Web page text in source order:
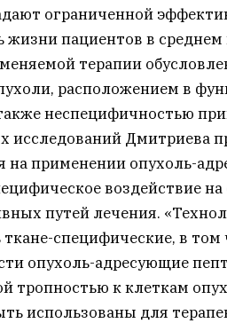
ограниченной
пациентов в среднем
терапии
расположением в
неспецифичностью
исследований Дмитриева
на применении опухоль-
воздействие
путей лечения.
ткане-специфические, в
опухоль-адресующие
тропностью к клеткам
использованы для